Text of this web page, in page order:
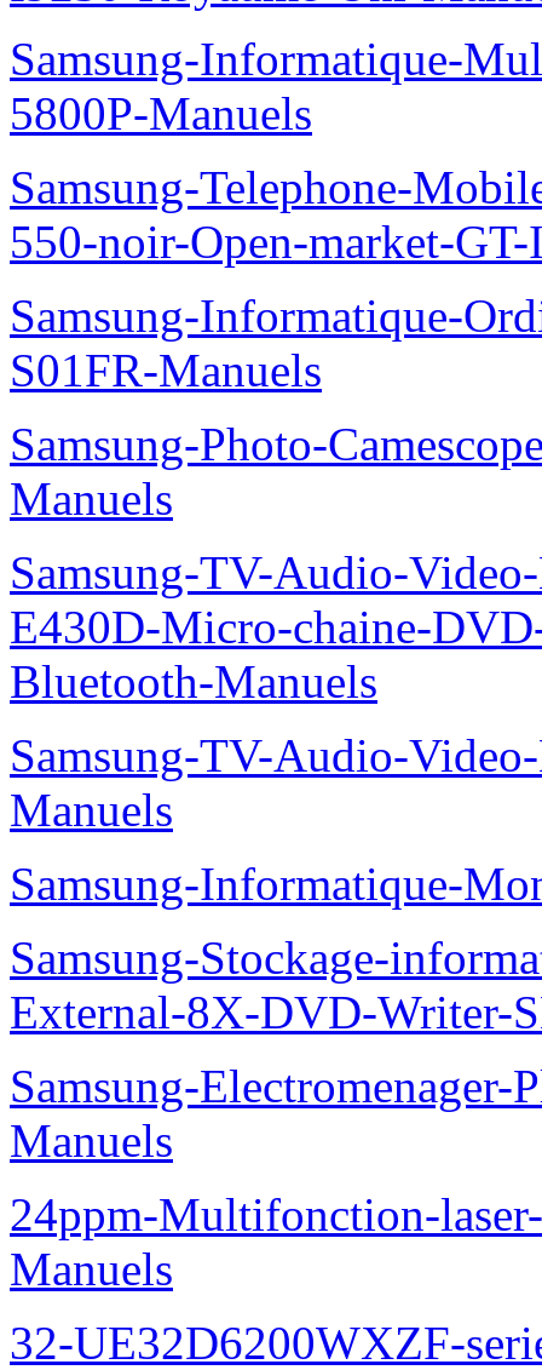
Samsung-Informatique-
5800P-Manuels
Samsung-Telephone-
550-noir-Open-market-
Samsung-Informatique-
S01FR-Manuels
Samsung-Photo-
Manuels
Samsung-TV-Audio-
E430D-Micro-chaine-
Bluetooth-Manuels
Samsung-TV-Audio-
Manuels
Samsung-Informatique-
Samsung-Stockage-
External-8X-DVD-Writer-
Samsung-Electromenager-
Manuels
24ppm-Multifonction-
Manuels
32-UE32D6200WXZF-